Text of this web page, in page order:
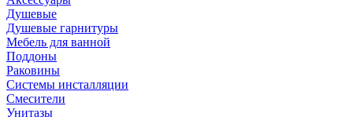
Душевые
Душевые гарнитуры
Мебель для ванной
Поддоны
Раковины
Системы инсталляции
Смесители
Унитазы